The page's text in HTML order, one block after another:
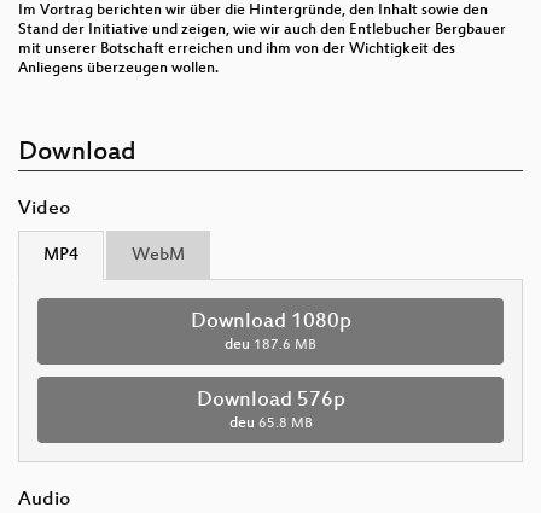
Im Vortrag berichten wir über die Hintergründe, den Inhalt sowie den
Stand der Initiative und zeigen, wie wir auch den Entlebucher Bergbauer
mit unserer Botschaft erreichen und ihm von der Wichtigkeit des
Anliegens überzeugen wollen.
Download
Video
MP4 WebM
Download 1080p
deu 187.6 MB
Download 576p
deu 65.8 MB
Audio